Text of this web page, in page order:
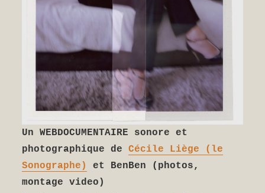
Un WEBDOCUMENTAIRE sonore et
photographique deCécile Liège (le
Sonographe)
et BenBen (photos,
montage video)